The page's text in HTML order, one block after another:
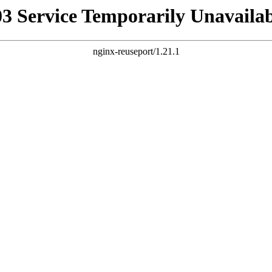
Service Temporarily
nginx-reuseport/1.21.1